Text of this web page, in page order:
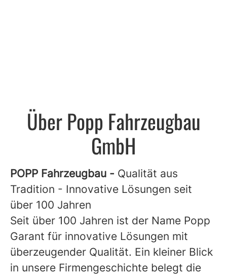
Über Popp Fahrzeugbau
GmbH
POPP Fahrzeugbau - Qualität aus
Tradition - Innovative Lösungen seit
über 100 Jahren
Seit über 100 Jahren ist der Name Popp
Garant für innovative Lösungen mit
überzeugender Qualität. Ein kleiner Blick
in unsere Firmengeschichte belegt die